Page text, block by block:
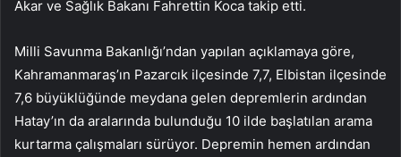
Akar ve Sağlık Bakanı Fahrettin Koca takip etti.
Milli Savunma Bakanlığı’ndan yapılan açıklamaya göre,
Kahramanmaraş’ın Pazarcık ilçesinde 7,7, Elbistan ilçesinde
7,6 büyüklüğünde meydana gelen depremlerin ardından
Hatay’ın da aralarında bulunduğu 10 ilde başlatılan arama
kurtarma çalışmaları sürüyor. Depremin hemen ardından